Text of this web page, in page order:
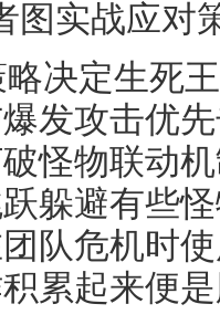
图实战应对
决定生死
发攻击优
怪物联动
躲避有些
队危机时
累起来便